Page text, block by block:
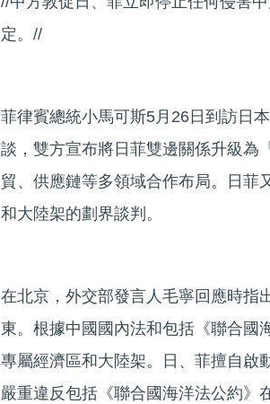
定。//
菲律賓總統小馬可斯5月26日到訪日
談，雙方宣布將日菲雙邊關係升級為
貿、供應鏈等多領域合作布局。日菲
和大陸架的劃界談判。
在北京，外交部發言人毛寧回應時指
東。根據中國國內法和包括《聯合國
專屬經濟區和大陸架。日、菲擅自啟
嚴重違反包括《聯合國海洋法公約》